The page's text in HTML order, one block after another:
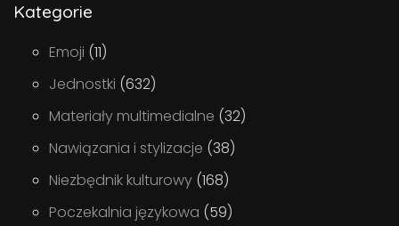
Kategorie
Emoji (11)
Jednostki (632)
Materiały multimedialne (32)
Nawiązania i stylizacje (38)
Niezbędnik kulturowy (168)
Poczekalnia językowa (59)